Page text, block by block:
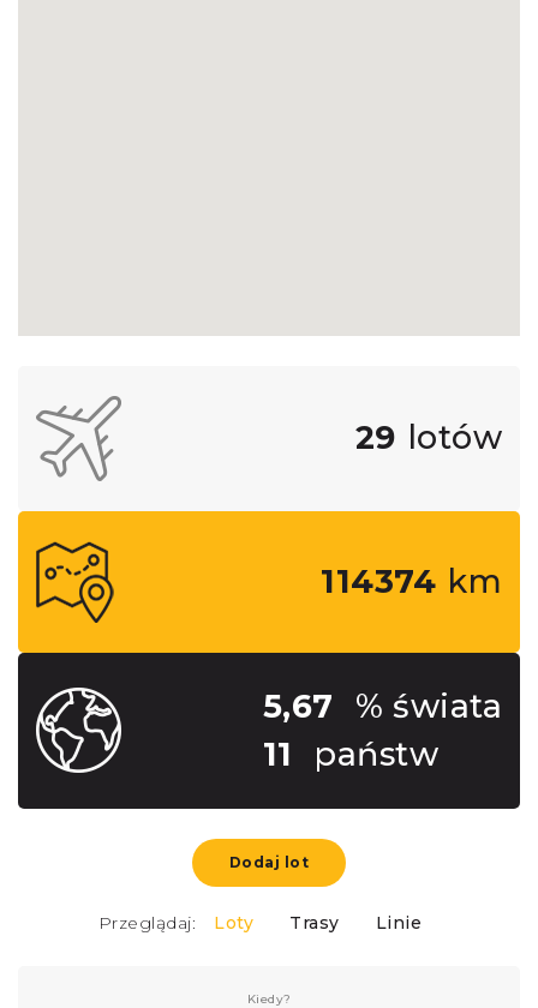
29 lotów
114374 km
5,67
% świata
11
państw
Dodaj lot
Przeglądaj: Loty Trasy Linie
Kiedy?